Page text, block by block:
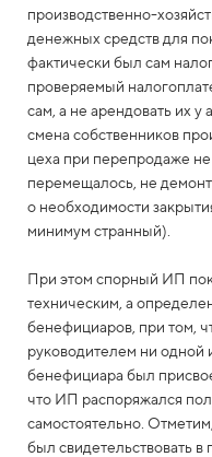
производственно-
денежных средств для
фактически был сам
проверяемый
сам, а не арендовать их
смена собственников
цеха при перепродаже
перемещалось, не
о необходимости
минимум странный).
При этом спорный ИП
техническим, а
бенефициаров, при том,
руководителем ни одной
бенефициара был
что ИП распоряжался
самостоятельно.
был свидетельствовать в